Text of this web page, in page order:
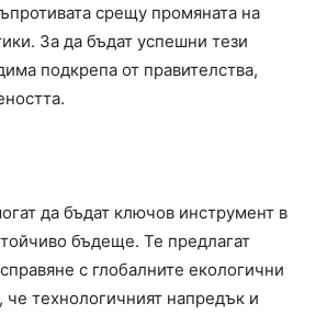
срещу промяната на
За да бъдат успешни тези
подкрепа от правителства,
да бъдат ключов инструмент в
бъдеще. Те предлагат
с глобалните екологични
че технологичният напредък и